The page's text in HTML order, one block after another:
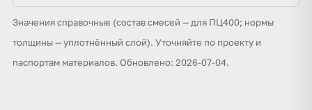
Значения справочные (состав смесей — для ПЦ400; нормы
толщины — уплотнённый слой). Уточняйте по проекту и
паспортам материалов. Обновлено: 2026-07-04.